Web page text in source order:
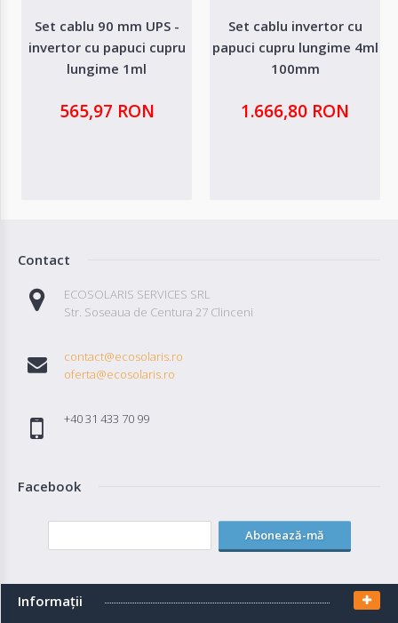
Set cablu 90 mm UPS -
invertor cu papuci cupru
lungime 1ml
565,97 RON
Set cablu invertor cu
papuci cupru lungime 4ml
100mm
1.666,80 RON
Contact
ECOSOLARIS SERVICES SRL
Str. Soseaua de Centura 27 Clinceni
contact@ecosolaris.ro
oferta@ecosolaris.ro
+40 31 433 70 99
Facebook
Abonează-mă
Informaţii